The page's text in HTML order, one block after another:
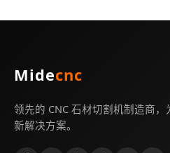
Midecnc
领先的 CNC 石材切割机制造商
新解决方案。